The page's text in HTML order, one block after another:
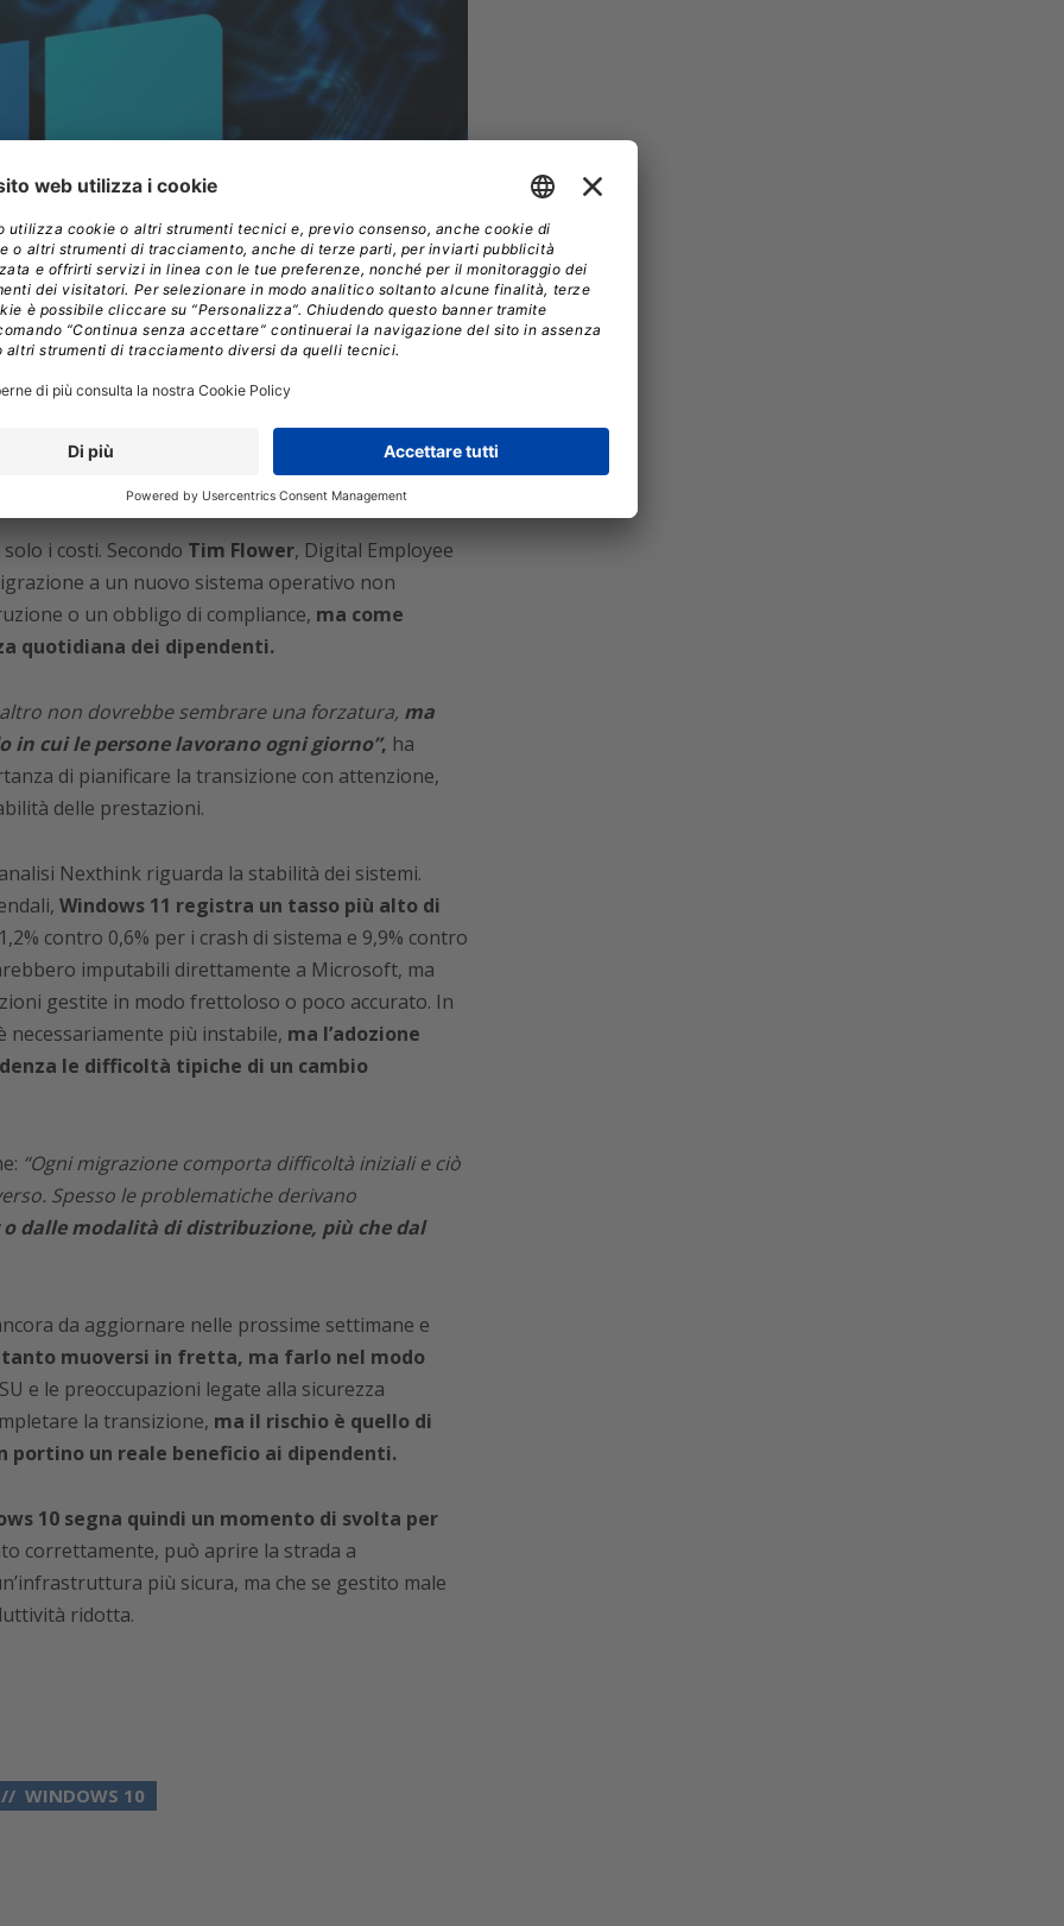
non come obbligo
i costi. Secondo Tim Flower, Digital Employee
a un nuovo sistema operativo non
o un obbligo di compliance, ma come
quotidiana dei dipendenti.
non dovrebbe sembrare una forzatura, ma
cui le persone lavorano ogni giorno”, ha
di pianificare la transizione con attenzione,
delle prestazioni.
Nexthink riguarda la stabilità dei sistemi.
Windows 11 registra un tasso più alto di
contro 0,6% per i crash di sistema e 9,9% contro
imputabili direttamente a Microsoft, ma
gestite in modo frettoloso o poco accurato. In
più instabile, ma l’adozione
le difficoltà tipiche di un cambio
“Ogni migrazione comporta difficoltà iniziali e ciò
Spesso le problematiche derivano
dalle modalità di distribuzione, più che dal
da aggiornare nelle prossime settimane e
muoversi in fretta, ma farlo nel modo
e le preoccupazioni legate alla sicurezza
la transizione, ma il rischio è quello di
un reale beneficio ai dipendenti.
10 segna quindi un momento di svolta per
correttamente, può aprire la strada a
più sicura, ma che se gestito male
ridotta.
WINDOWS 10